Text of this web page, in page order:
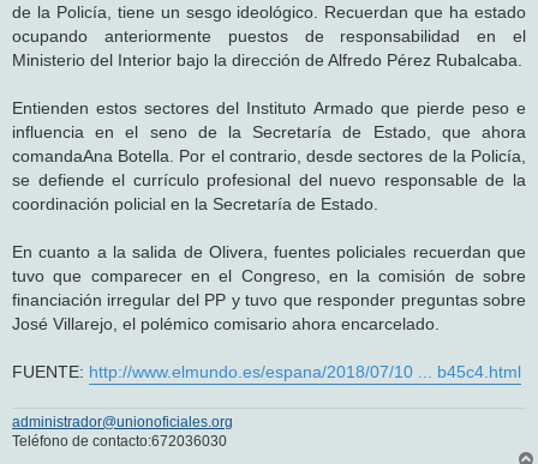
de la Policía, tiene un sesgo ideológico. Recuerdan que ha estado
ocupando anteriormente puestos de responsabilidad en el
Ministerio del Interior bajo la dirección de Alfredo Pérez Rubalcaba.
Entienden estos sectores del Instituto Armado que pierde peso e
influencia en el seno de la Secretaría de Estado, que ahora
comandaAna Botella. Por el contrario, desde sectores de la Policía,
se defiende el currículo profesional del nuevo responsable de la
coordinación policial en la Secretaría de Estado.
En cuanto a la salida de Olivera, fuentes policiales recuerdan que
tuvo que comparecer en el Congreso, en la comisión de sobre
financiación irregular del PP y tuvo que responder preguntas sobre
José Villarejo, el polémico comisario ahora encarcelado.
FUENTE: http://www.elmundo.es/espana/2018/07/10 ... b45c4.html
administrador@unionoficiales.org
Teléfono de contacto:672036030